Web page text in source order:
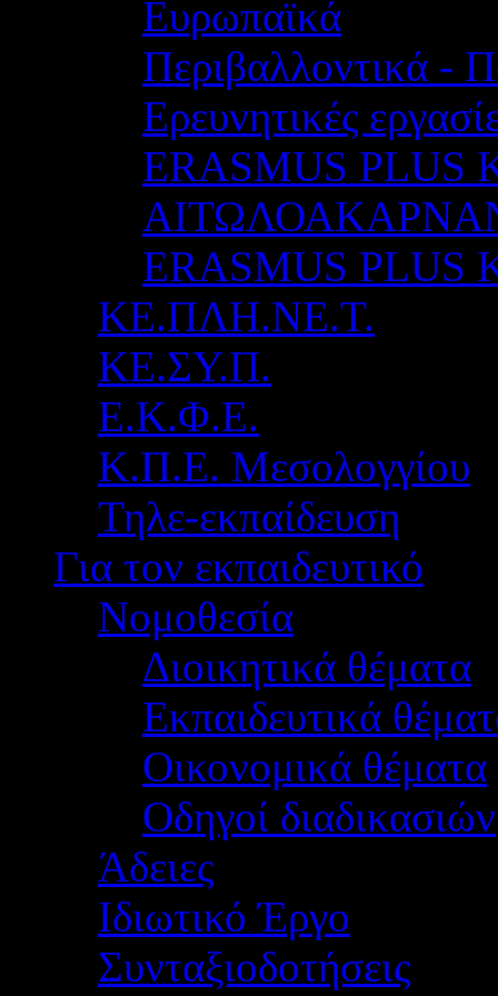
Ευρωπαϊκά
Περιβαλλοντικά -
Ερευνητικές
ERASMUS PLUS
ERASMUS
ΚΕ.ΠΛΗ.ΝΕ.Τ.
ΚΕ.ΣΥ.Π.
Ε.Κ.Φ.Ε.
Κ.Π.Ε. Μεσολογγίου
Τηλε-εκπαίδευση
Για τον εκπαιδευτικό
Νομοθεσία
Διοικητικά θέματα
Εκπαιδευτικά
Οικονομικά θέματα
Οδηγοί διαδικασιών
Άδειες
Ιδιωτικό Έργο
Συνταξιοδοτήσεις